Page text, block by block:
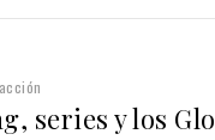
series y los